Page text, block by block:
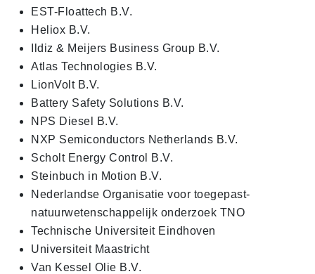
EST-Floattech B.V.
Heliox B.V.
Ildiz & Meijers Business Group B.V.
Atlas Technologies B.V.
LionVolt B.V.
Battery Safety Solutions B.V.
NPS Diesel B.V.
NXP Semiconductors Netherlands B.V.
Scholt Energy Control B.V.
Steinbuch in Motion B.V.
Nederlandse Organisatie voor toegepast-
natuurwetenschappelijk onderzoek TNO
Technische Universiteit Eindhoven
Universiteit Maastricht
Van Kessel Olie B.V.